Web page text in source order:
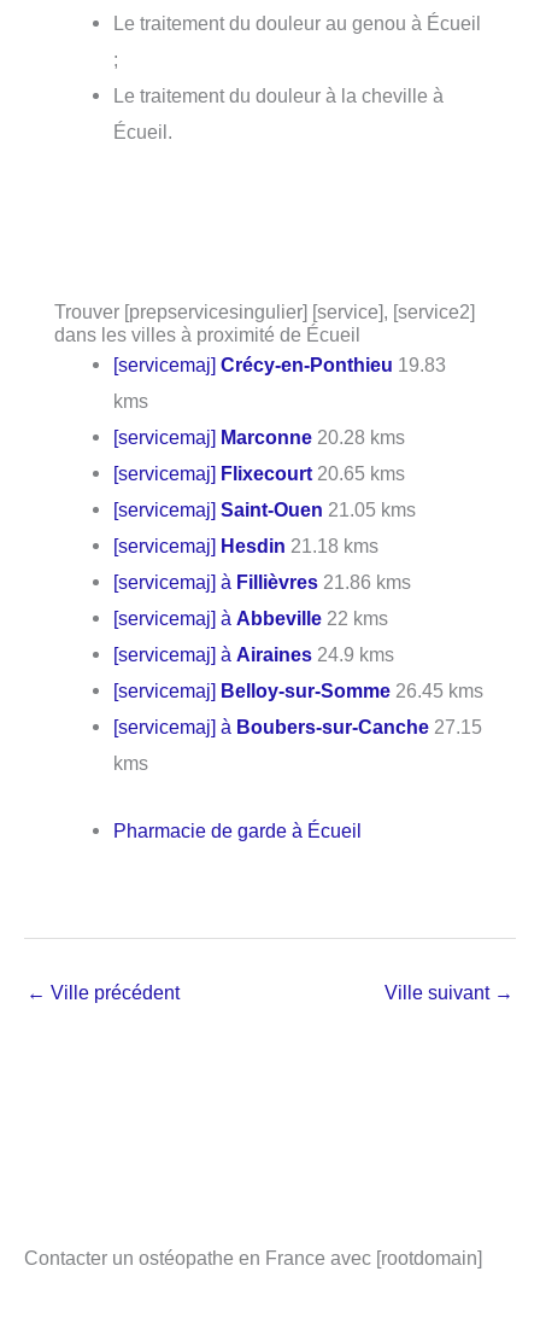
Le traitement du douleur au genou à Écueil
;
Le traitement du douleur à la cheville à
Écueil.
Trouver [prepservicesingulier] [service], [service2]
dans les villes à proximité de Écueil
[servicemaj]Crécy-en-Ponthieu 19.83
kms
[servicemaj] Marconne 20.28 kms
[servicemaj] Flixecourt 20.65 kms
[servicemaj]Saint-Ouen 21.05 kms
[servicemaj] Hesdin 21.18 kms
[servicemaj] à Fillièvres 21.86 kms
[servicemaj] àAbbeville 22 kms
[servicemaj] àAiraines 24.9 kms
[servicemaj] Belloy-sur-Somme 26.45 kms
[servicemaj] à Boubers-sur-Canche 27.15
kms
Pharmacie de garde à Écueil
← Ville précédent Ville suivant →
Contacter un ostéopathe en France avec [rootdomain]